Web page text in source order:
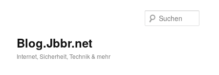
Blog.Jbbr.net
Internet, Sicherheit, Technik & mehr